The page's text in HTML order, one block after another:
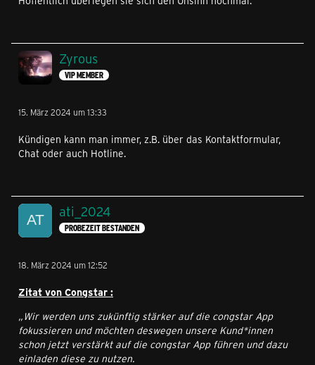
Zyrous
VIP MEMBER
15. März 2024 um 13:33
Kündigen kann man immer, z.B. über das Kontaktformular,
Chat oder auch Hotline.
ati_2024
PROBEZEIT BESTANDEN
18. März 2024 um 12:52
Zitat von Congstar :
„Wir werden uns zukünftig stärker auf die congstar App
fokussieren und möchten deswegen unsere Kund*innen
schon jetzt verstärkt auf die congstar App führen und dazu
einladen diese zu nutzen.